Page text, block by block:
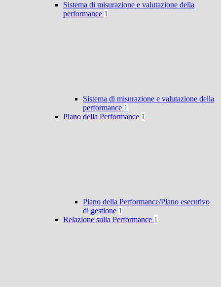
Sistema di misurazione e valutazione della
performance 1
Sistema di misurazione e valutazione della
performance 1
Piano della Performance 1
Piano della Performance/Piano esecutivo
di gestione 1
Relazione sulla Performance 1